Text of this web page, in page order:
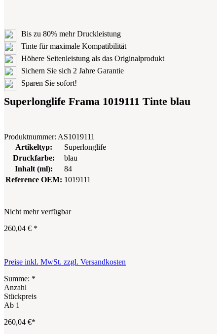
Bis zu 80% mehr Druckleistung
Tinte für maximale Kompatibilität
Höhere Seitenleistung als das Originalprodukt
Sichern Sie sich 2 Jahre Garantie
Sparen Sie sofort!
Superlonglife Frama 1019111 Tinte blau
Produktnummer: AS1019111
Artikeltyp:
Superlonglife
Druckfarbe:
blau
Inhalt (ml):
84
Reference OEM: 1019111
Nicht mehr verfügbar
260,04 € *
Preise inkl. MwSt. zzgl. Versandkosten
Summe: *
Anzahl
Stückpreis
Ab 1
260,04 €*